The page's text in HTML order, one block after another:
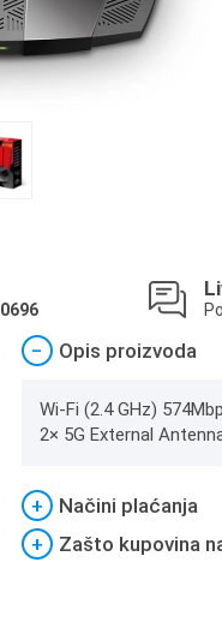
− Opis proizvoda
Wi-Fi (2.4 GHz)
2× 5G External
+
Načini plaćanja
+
Zašto kupovina